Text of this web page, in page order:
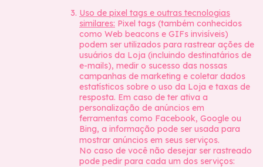
Uso de pixel tags e outras tecnologias
similares: Pixel tags (também conhecidos
como Web beacons e GIFs invisíveis)
podem ser utilizados para rastrear ações de
usuários da Loja (incluindo destinatários de
e-mails), medir o sucesso das nossas
campanhas de marketing e coletar dados
estatísticos sobre o uso da Loja e taxas de
resposta. Em caso de ter ativa a
personalização de anúncios em
ferramentas como Facebook, Google ou
Bing, a informação pode ser usada para
mostrar anúncios em seus serviços.
No caso de você não desejar ser rastreado
pode pedir para cada um dos serviços: